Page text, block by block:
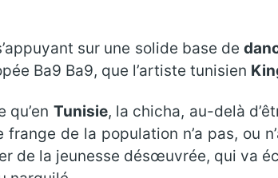
sur une solide base de
Ba9 Ba9, que l’artiste tunisien
qu’en Tunisie, la chicha, au-delà
frange de la population n’a pas, ou
de la jeunesse désœuvrée, qui va